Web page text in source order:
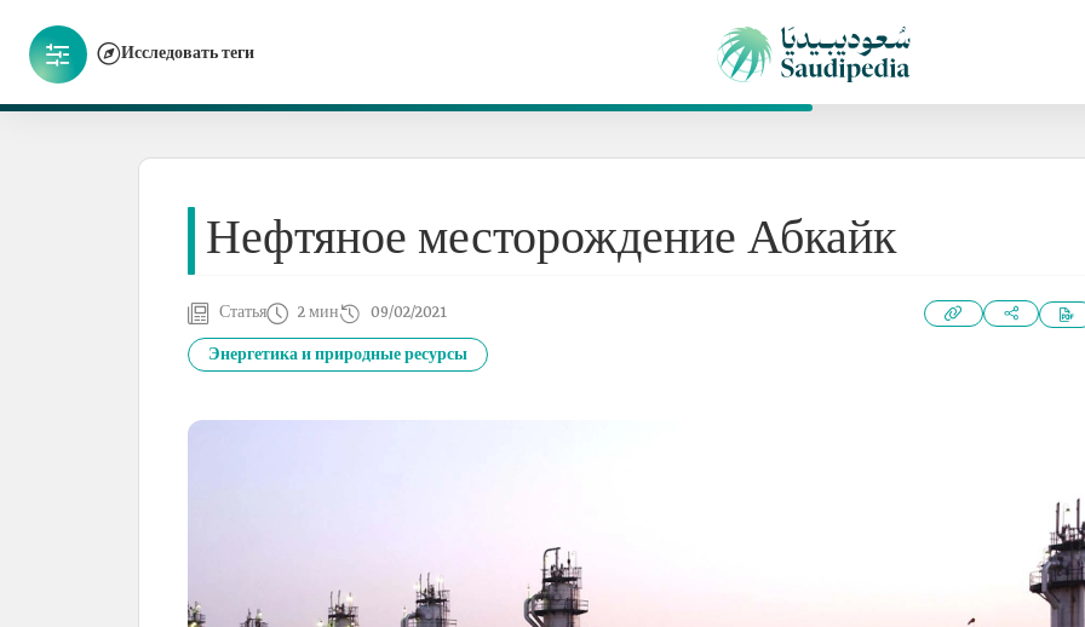
Исследовать теги
Нефтяное месторождение Абкайк
Статья 2 мин 09/02/2021
Энергетика и природные ресурсы